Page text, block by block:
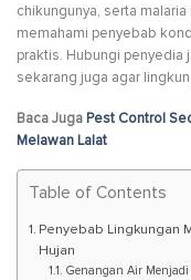
chikungunya, serta
memahami penyebab
praktis. Hubungi penyedia
sekarang juga agar
Baca Juga Pest Control
Melawan Lalat
Table of Contents
Penyebab Lingkungan
Hujan
Genangan Air Menjadi